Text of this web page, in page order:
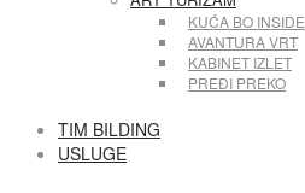
KUĆA BO INSIDE
AVANTURA VRT
KABINET IZLET
PREĐI PREKO
TIM BILDING
USLUGE